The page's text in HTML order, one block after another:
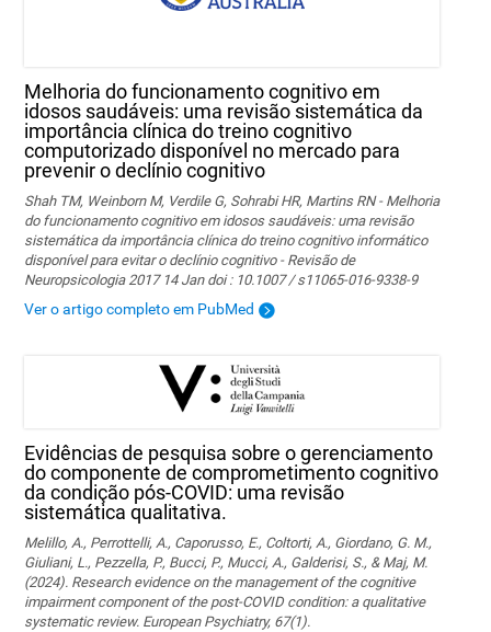
Melhoria do funcionamento cognitivo em
idosos saudáveis: uma revisão sistemática da
importância clínica do treino cognitivo
computorizado disponível no mercado para
prevenir o declínio cognitivo
Shah TM, Weinborn M, Verdile G, Sohrabi HR, Martins RN - Melhoria
do funcionamento cognitivo em idosos saudáveis: uma revisão
sistemática da importância clínica do treino cognitivo informático
disponível para evitar o declínio cognitivo - Revisão de
Neuropsicologia 2017 14 Jan doi : 10.1007 / s11065-016-9338-9
Ver o artigo completo em PubMed
Evidências de pesquisa sobre o gerenciamento
do componente de comprometimento cognitivo
da condição pós-COVID: uma revisão
sistemática qualitativa.
Melillo, A., Perrottelli, A., Caporusso, E., Coltorti, A., Giordano, G. M.,
Giuliani, L., Pezzella, P., Bucci, P., Mucci, A., Galderisi, S., & Maj, M.
(2024). Research evidence on the management of the cognitive
impairment component of the post-COVID condition: a qualitative
systematic review. European Psychiatry, 67(1).